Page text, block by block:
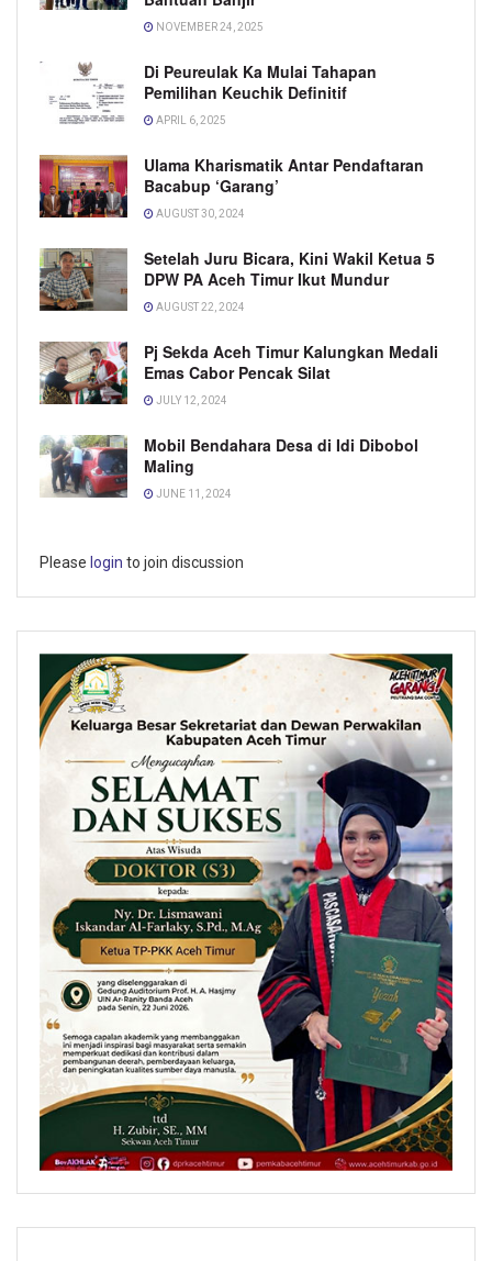
NOVEMBER 24, 2025
Di Peureulak Ka Mulai Tahapan
Pemilihan Keuchik Definitif
APRIL 6, 2025
Ulama Kharismatik Antar Pendaftaran
Bacabup ‘Garang’
AUGUST 30, 2024
Setelah Juru Bicara, Kini Wakil Ketua 5
DPW PA Aceh Timur Ikut Mundur
AUGUST 22, 2024
Pj Sekda Aceh Timur Kalungkan Medali
Emas Cabor Pencak Silat
JULY 12, 2024
Mobil Bendahara Desa di Idi Dibobol
Maling
JUNE 11, 2024
Please login to join discussion